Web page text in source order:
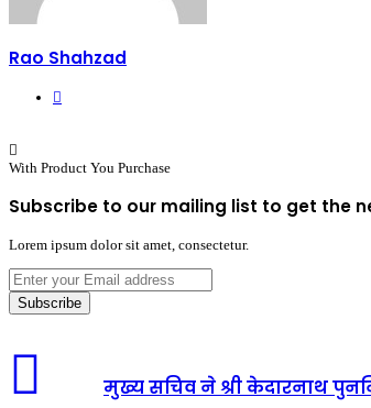
Rao Shahzad
With Product You Purchase
Subscribe to our mailing list to get the
Lorem ipsum dolor sit amet, consectetur.
Enter
your
Email
मुख्य सचिव ने श्री केदारनाथ